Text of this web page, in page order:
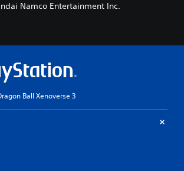
Namco Entertainment Inc.
Ball Xenoverse 3